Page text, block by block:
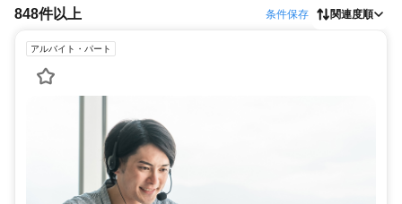
848件以上 条件保存 関連度順
アルバイト・パート